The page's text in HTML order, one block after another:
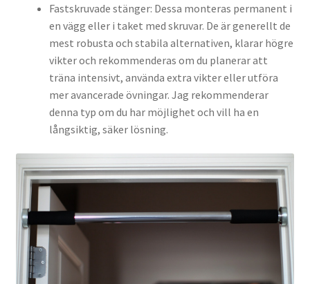
Fastskruvade stänger: Dessa monteras permanent i
en vägg eller i taket med skruvar. De är generellt de
mest robusta och stabila alternativen, klarar högre
vikter och rekommenderas om du planerar att
träna intensivt, använda extra vikter eller utföra
mer avancerade övningar. Jag rekommenderar
denna typ om du har möjlighet och vill ha en
långsiktig, säker lösning.